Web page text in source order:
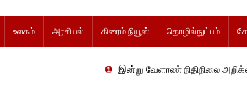
உலகம் அரசியல் கிரைம் நியூஸ் தொழில்நுட்பம்
இன்று வேளாண் நிதிநிலை அறிக்கை தாக்கல்